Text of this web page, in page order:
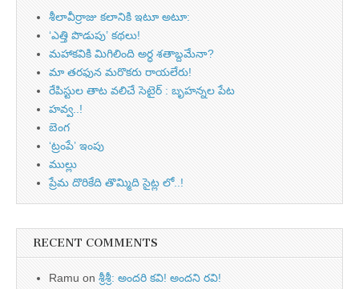
శీలావీర్రాజు కలానికి ఇటూ అటూ:
‘ఎత్తి పొడుపు’ కథలు!
మహాకవికి మిగిలింది అర్ధ శతాబ్దమేనా?
మా తరఫున మరొకరు రాయలేరు!
రేపిస్టుల తాట వలిచే సెటైర్ : బృహన్నల పేట
హవ్వ..!
బెంగ
‘ట్రంపే’ ఇంపు
ముల్లు
ప్రేమ దొరికేది తొమ్మిది సైట్ల లో..!
RECENT COMMENTS
Ramu on శ్రీశ్రీ: అందరి కవి! అందని రవి!